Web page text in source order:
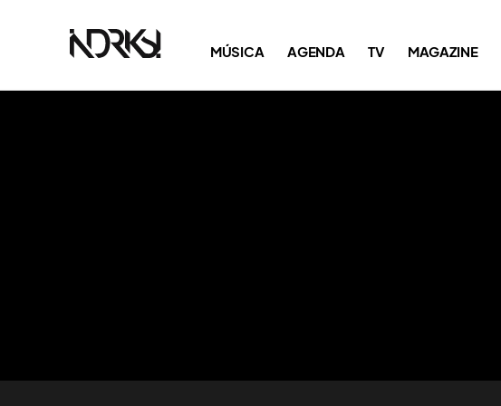
MÚSICA AGENDA TV MAGAZINE